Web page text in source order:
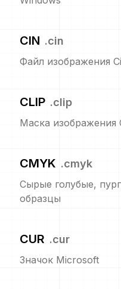
CIN .cin
Файл изображения
CLIP .clip
Маска изображения
CMYK .cmyk
Сырые голубые,
образцы
CUR .cur
Значок Microsoft